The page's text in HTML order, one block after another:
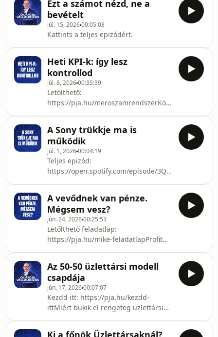
https://pja.hu/fejvadaszÖnjáró
munkatársak és vezetők könyv:
https://pja.hu/hr-konyvEbben a
részben elmesélem, miért lett elegem
abból, hogy ötből három új ember a
próbaidő alatt „odateszi magát”, aztán
a 4–7. hónapra kienged, és hogyan
csökkentettük le ennek a kiválasztási
kockázatát. Megmutato
Ezt a számot nézd, ne a
bevételt
júl. 15, 202600:05:03
Kattints a teljes epizódért.
Heti KPI-k: így lesz
kontrollod
júl. 8, 202600:35:39
Letölthető:
https://pja.hu/meroszamrendszerKönyv
munkatársak és vezetők:
https://pja.hu/hr-konyvTedd
skálázhatóvá: https://pja.hu/tedd-
skalazhatovaElőször a Profitot:
https://pja.hu/profit-firstEbben az
adásban megmutatom, hogyan
válthatsz az ösztönös vezetésről
tényalapú irányításra, és hogyan
használhatod a „sikerokozó”
mérőszámokat arra, h
A Sony trükkje ma is
működik
júl. 1, 202600:04:19
Teljes epizód:
https://open.spotify.com/episode/
A vevődnek van pénze.
Mégsem vesz?
jún. 24, 202600:25:53
Letölthető feladatlap:
https://pja.hu/mike-feladatlapProfit
https://mikemichalowicz.com/are-we-
in-a-recession-what-small-business-
owners-should-do-in-2026/Eredeti
cikk 2: https://mikemichalowicz.com/6-
steps-to-design-a-business-that-
supports-life-in-a-turbulent-
economy/Hogyan változott meg a
Az 50-50 üzlettársi modell
csapdája
jún. 17, 202600:07:07
Kezdd itt: https://pja.hu/kezdd-
ittMiért bukik el rengeteg üzlettársi
nincs tisztázva, ki hozza a döntéseket
Ki a főnök Üzlettársaknál?